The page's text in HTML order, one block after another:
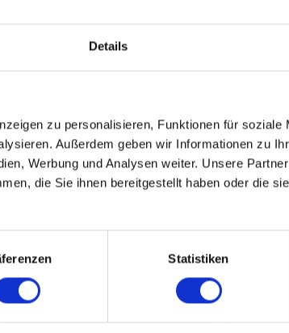
Details
zu personalisieren, Funktionen für soziale
Außerdem geben wir Informationen zu
Werbung und Analysen weiter. Unsere
die Sie ihnen bereitgestellt haben oder die
Statistiken
Ende und halten uns dabei links. Hier beginnt der
Anstieg. Talwärts öffnen sich immer wieder über die
Wenn sich der Weg nach ca. 1,5 km teilt, halten wir uns
) treffen wir auf einen Forstweg, dem wir für ca.
, diese Abzweigung kann leicht übersehen werden,
hat man eine gute Übersicht über das inzwischen eng
den „Oberen Klippenweg“ zurück zu gehen oder
und wandern leicht abwärts um später wieder leicht
Weg auf dem Pfad weiter nach unteren fort bis man
bergab geht. Er erreicht nach ein paar
Rasten ein. Den Rückweg setzen wir flussabwärts fort